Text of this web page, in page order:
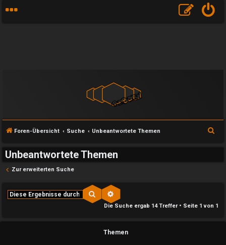
Foren-Übersicht Suche Unbeantwortete Themen
Unbeantwortete Themen
Zur erweiterten Suche
Suche
Die Suche ergab 14 Treffer • Seite 1 von 1
Themen